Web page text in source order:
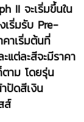
II จะเริ่มขึ้นใน
เริ่มรับ Pre-
าเริ่มต้นที่
ต่ละสีจะมีราคา
ตาม โดยรุ่น
ปัดสีเงิน
ส์